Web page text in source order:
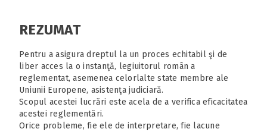
REZUMAT
Pentru a asigura dreptul la un proces echitabil şi de
liber acces la o instanţă, legiuitorul român a
reglementat, asemenea celorlalte state membre ale
Uniunii Europene, asistenţa judiciară.
Scopul acestei lucrări este acela de a verifica eficacitatea
acestei reglementări.
Orice probleme, fie ele de interpretare, fie lacune